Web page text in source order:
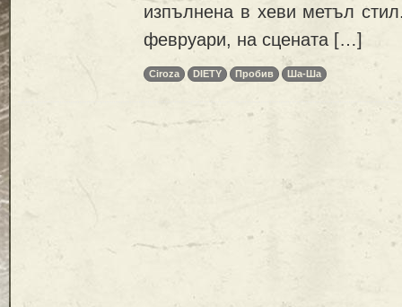
изпълнена в хеви метъл
февруари, на сцената […]
Ciroza DIETY Пробив Ша-Ша